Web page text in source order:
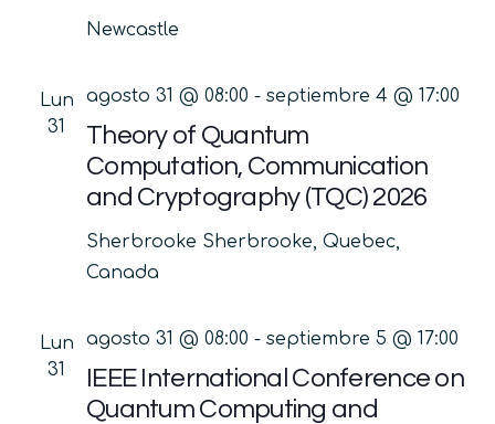
Newcastle
Lun
31
Theory of Quantum
Computation, Communication
and Cryptography (TQC) 2026
agosto 31 @ 08:00 - septiembre 4 @ 17:00
Sherbrooke Sherbrooke, Quebec,
Canada
Lun
31
IEEE International Conference on
Quantum Computing and
agosto 31 @ 08:00 - septiembre 5 @ 17:00